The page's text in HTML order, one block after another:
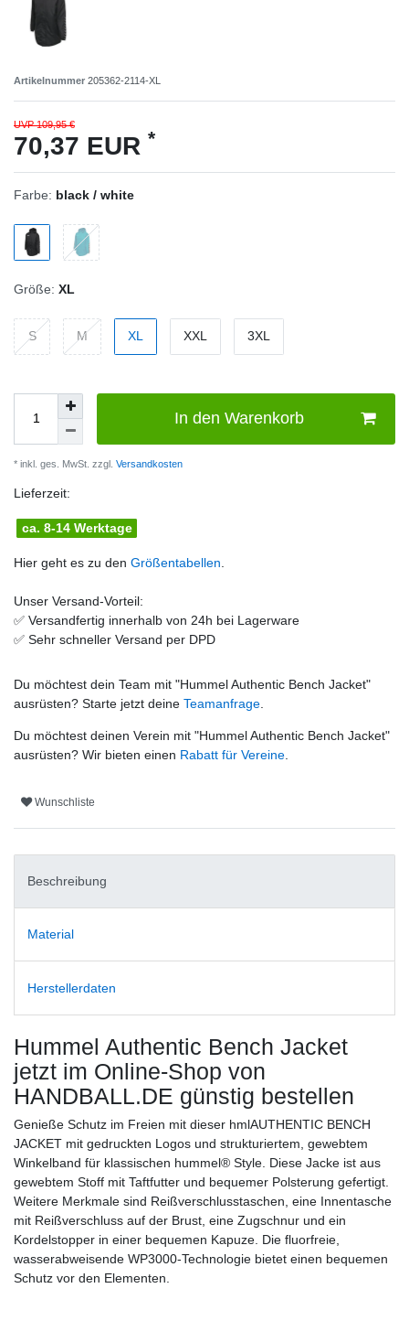
Artikelnummer 205362-2114-XL
UVP 109,95 €
70,37 EUR *
Farbe: black / white
Größe: XL
S M XL XXL 3XL
In den Warenkorb
* inkl. ges. MwSt. zzgl. Versandkosten
Lieferzeit:
ca. 8-14 Werktage
Hier geht es zu den Größentabellen
Unser Versand-Vorteil:
✅ Versandfertig innerhalb von 24h bei Lagerware
✅ Sehr schneller Versand per DPD
Du möchtest dein Team mit "Hummel Authentic Bench Jacket"
ausrüsten? Starte jetzt deine Teamanfrage
Du möchtest deinen Verein mit "Hummel Authentic Bench Jacket"
ausrüsten? Wir bieten einen Rabatt für Vereine
Wunschliste
Beschreibung
Material
Herstellerdaten
Hummel Authentic Bench Jacket
jetzt im Online-Shop von
HANDBALL.DE günstig bestellen
Genieße Schutz im Freien mit dieser hmlAUTHENTIC BENCH
JACKET mit gedruckten Logos und strukturiertem, gewebtem
Winkelband für klassischen hummel® Style. Diese Jacke ist aus
gewebtem Stoff mit Taftfutter und bequemer Polsterung gefertigt.
Weitere Merkmale sind Reißverschlusstaschen, eine Innentasche
mit Reißverschluss auf der Brust, eine Zugschnur und ein
Kordelstopper in einer bequemen Kapuze. Die fluorfreie,
wasserabweisende WP3000-Technologie bietet einen bequemen
Schutz vor den Elementen.